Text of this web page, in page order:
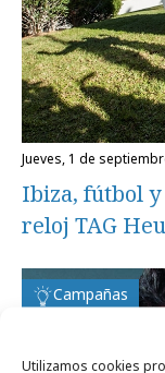
Utilizamos cookies
jueves, 1 de
Ibiza, fútbol
reloj TAG
Campañas